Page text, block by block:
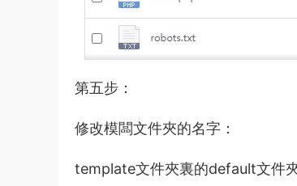
第五步：
修改模闆文件夾的名字：
template文件夾裏的default文件